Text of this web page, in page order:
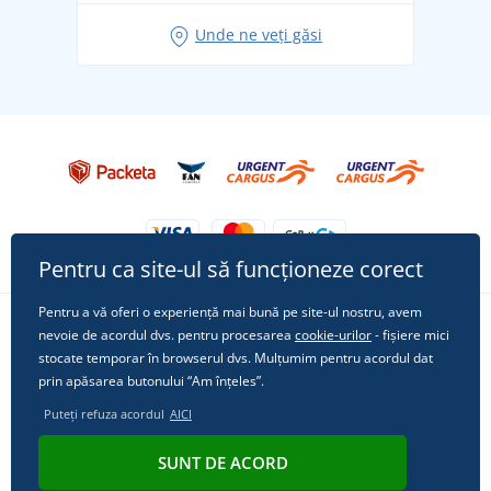
Tricoul preferat City în rol principal: ținute pentru
Unde ne veți găsi
Urmărește-ne pe rețelele sociale
© 2011 - 2026, Dual Trade s.r.o. | Din punct de vedere tehnic oferă
Pentru ca site-ul să funcționeze corect
Pentru a vă oferi o experiență mai bună pe site-ul nostru, avem
nevoie de acordul dvs. pentru procesarea cookie-urilor- fișiere mici
stocate temporar în browserul dvs. Mulțumim pentru acordul dat
prin apăsarea butonului “Am înțeles”.
Puteți refuza acordul AICI
SUNT DE ACORD